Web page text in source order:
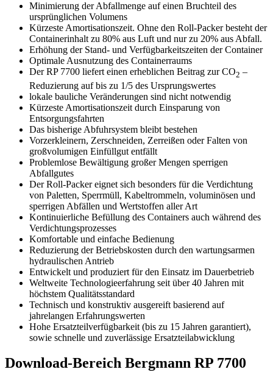
Minimierung der Abfallmenge auf einen Bruchteil des
ursprünglichen Volumens
Kürzeste Amortisationszeit. Ohne den Roll-Packer besteht der
Containerinhalt zu 80% aus Luft und nur zu 20% aus Abfall.
Erhöhung der Stand- und Verfügbarkeitszeiten der Container
Optimale Ausnutzung des Containerraums
Der RP 7700 liefert einen erheblichen Beitrag zur CO2 –
Reduzierung auf bis zu 1/5 des Ursprungswertes
lokale bauliche Veränderungen sind nicht notwendig
Kürzeste Amortisationszeit durch Einsparung von
Entsorgungsfahrten
Das bisherige Abfuhrsystem bleibt bestehen
Vorzerkleinern, Zerschneiden, Zerreißen oder Falten von
großvolumigen Einfüllgut entfällt
Problemlose Bewältigung großer Mengen sperrigen
Abfallgutes
Der Roll-Packer eignet sich besonders für die Verdichtung
von Paletten, Sperrmüll, Kabeltrommeln, voluminösen und
sperrigen Abfällen und Wertstoffen aller Art
Kontinuierliche Befüllung des Containers auch während des
Verdichtungsprozesses
Komfortable und einfache Bedienung
Reduzierung der Betriebskosten durch den wartungsarmen
hydraulischen Antrieb
Entwickelt und produziert für den Einsatz im Dauerbetrieb
Weltweite Technologieerfahrung seit über 40 Jahren mit
höchstem Qualitätsstandard
Technisch und konstruktiv ausgereift basierend auf
jahrelangen Erfahrungswerten
Hohe Ersatzteilverfügbarkeit (bis zu 15 Jahren garantiert),
sowie schnelle und zuverlässige Ersatzteilabwicklung
Download-Bereich Bergmann RP 7700